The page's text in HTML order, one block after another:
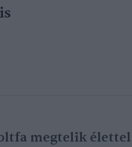
megtelik élettel